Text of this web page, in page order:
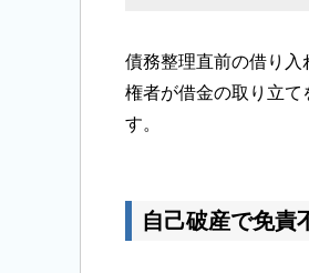
債務整理直前の借り
権者が借金の取り立て
す。
自己破産で免責